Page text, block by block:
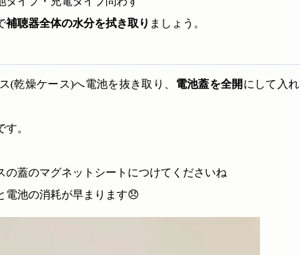
補聴器全体の水分を拭き取り ましょう。
(乾燥ケース)へ電池を抜き取り、 電池蓋を全開 にして入れ
。
蓋のマグネットシートにつけてくださいね
電池の消耗が早まります😞